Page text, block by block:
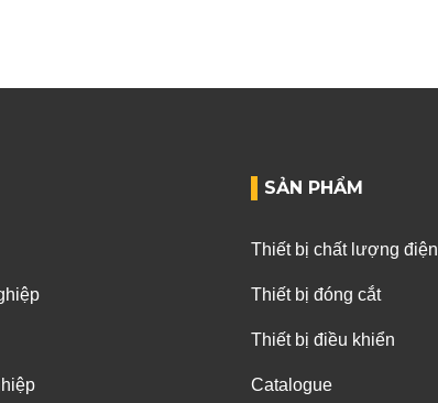
SẢN PHẨM
Thiết bị chất lượng điện
Thiết bị đóng cắt
Thiết bị điều khiển
Catalogue